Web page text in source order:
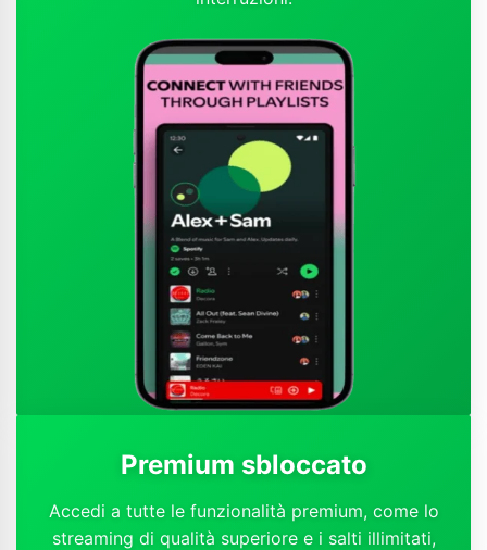
Premium sbloccato
Accedi a tutte le funzionalità premium, come lo
streaming di qualità superiore e i salti illimitati,